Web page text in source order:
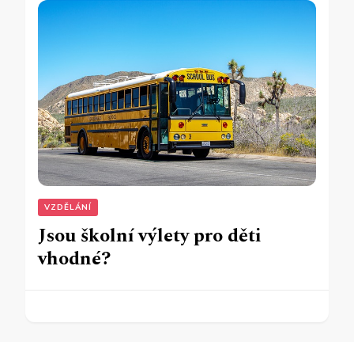
VZDĚLÁNÍ
Jsou školní výlety pro děti
vhodné?